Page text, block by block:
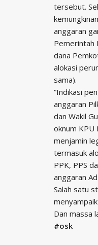
tersebut.
anggaran
Pemerintah
dana
alokasi
sama).
“Indikasi
anggaran
dan Wakil
oknum KPU
menjamin
termasuk
PPK, PPS
anggaran
Salah satu
Dan massa
#osk